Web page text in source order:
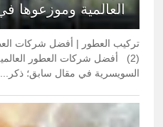
العالمية وموزعوها
تركيب العطور | أفضل شركات
(2) أفضل شركات العطور
السويسرية في مقال سابق؛ ذكر...